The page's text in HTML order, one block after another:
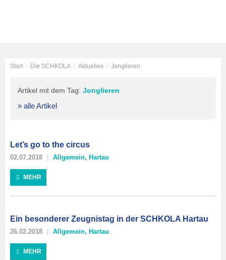
Start / Die SCHKOLA / Aktuelles / Jonglieren
Artikel mit dem Tag: Jonglieren
» alle Artikel
Let’s go to the circus
02.07.2018 Allgemein, Hartau
MEHR
Ein besonderer Zeugnistag in der SCHKOLA Hartau
26.02.2018 Allgemein, Hartau
MEHR